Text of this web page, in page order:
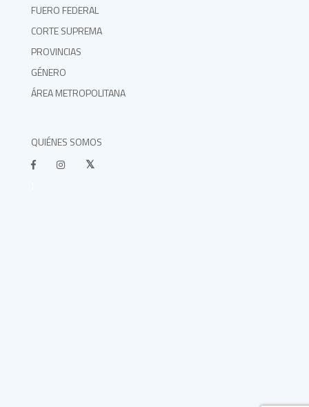
FUERO FEDERAL
CORTE SUPREMA
PROVINCIAS
GÉNERO
ÁREA METROPOLITANA
QUIÉNES SOMOS